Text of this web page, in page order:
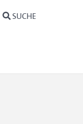
SUCHE